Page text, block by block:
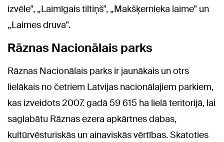
izvēle”, „Laimīgais tiltiņš”, „Makšķernieka laime” un
„Laimes druva”.
Rāznas Nacionālais parks
Rāznas Nacionālais parks ir jaunākais un otrs
lielākais no četriem Latvijas nacionālajiem parkiem,
kas izveidots 2007. gadā 59 615 ha lielā teritorijā, lai
saglabātu Rāznas ezera apkārtnes dabas,
kultūrvēsturiskās un ainaviskās vērtības. Skatoties